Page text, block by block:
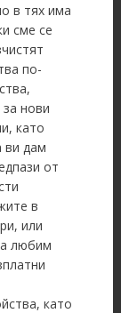
в тях има
сме се
по-
нови
като
ви дам
от
в
или
любим
като